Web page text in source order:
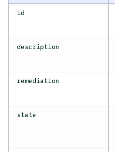
id
description
remediation
state